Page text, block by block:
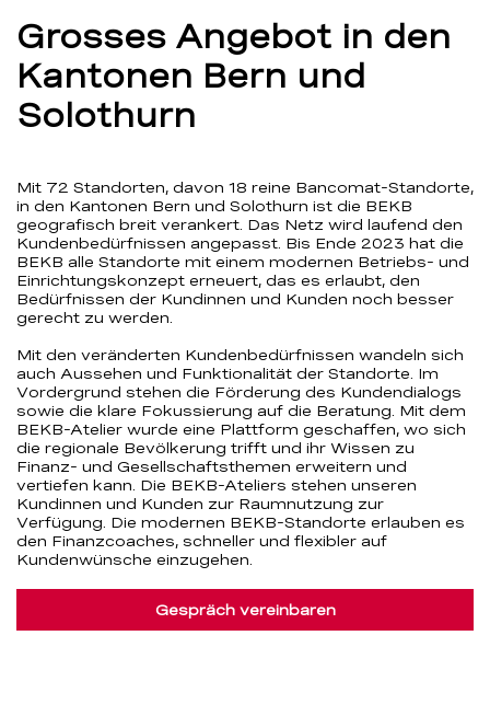
Grosses Angebot in den
Kantonen Bern und
Solothurn
Mit 72 Standorten, davon 18 reine Bancomat-Standorte,
in den Kantonen Bern und Solothurn ist die BEKB
geografisch breit verankert. Das Netz wird laufend den
Kundenbedürfnissen angepasst. Bis Ende 2023 hat die
BEKB alle Standorte mit einem modernen Betriebs- und
Einrichtungskonzept erneuert, das es erlaubt, den
Bedürfnissen der Kundinnen und Kunden noch besser
gerecht zu werden.
Mit den veränderten Kundenbedürfnissen wandeln sich
auch Aussehen und Funktionalität der Standorte. Im
Vordergrund stehen die Förderung des Kundendialogs
sowie die klare Fokussierung auf die Beratung. Mit dem
BEKB-Atelier wurde eine Plattform geschaffen, wo sich
die regionale Bevölkerung trifft und ihr Wissen zu
Finanz- und Gesellschaftsthemen erweitern und
vertiefen kann. Die BEKB-Ateliers stehen unseren
Kundinnen und Kunden zur Raumnutzung zur
Verfügung. Die modernen BEKB-Standorte erlauben es
den Finanzcoaches, schneller und flexibler auf
Kundenwünsche einzugehen.
Gespräch vereinbaren